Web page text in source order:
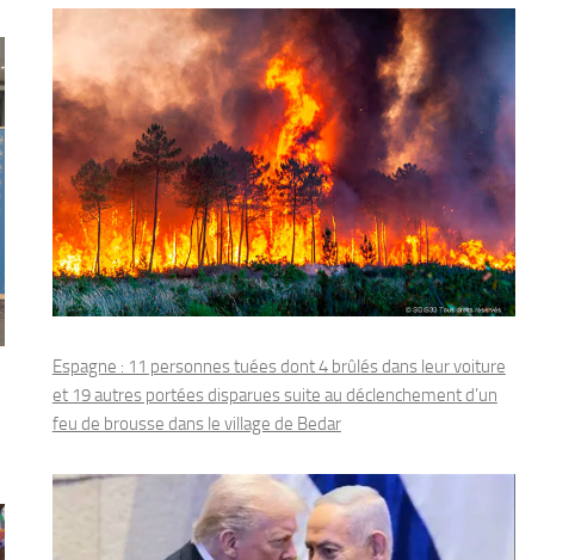
Espagne : 11 personnes tuées dont 4 brûlés dans leur voiture
et 19 autres portées disparues suite au déclenchement d’un
feu de brousse dans le village de Bedar